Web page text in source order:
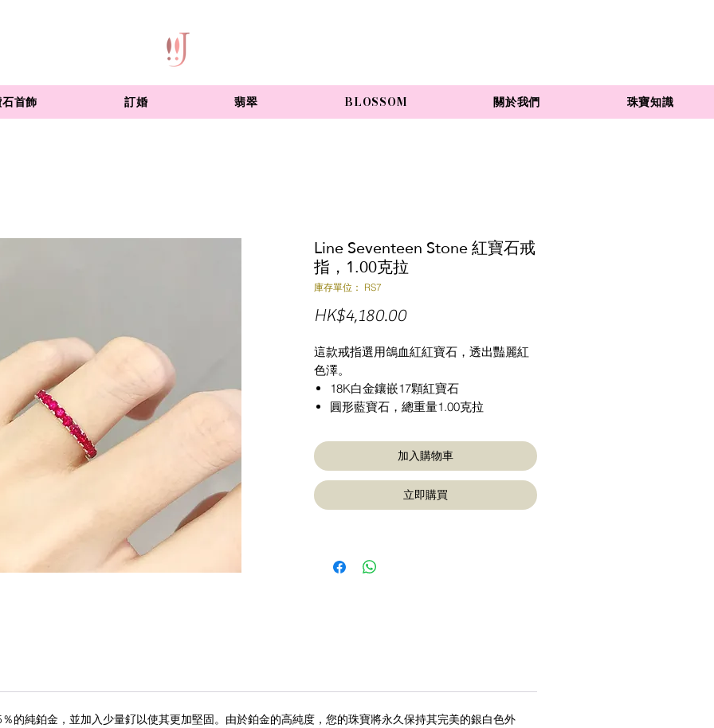
首飾 訂婚 翡翠 BLOSSOM 關於我們 珠寶知識
Line Seventeen Stone 紅寶石戒
指，1.00克拉
庫存單位： RS7
HK$4,180.00價
這款戒指選用鴿血紅紅寶石，透出豔麗紅
色澤。
18K白金鑲嵌17顆紅寶石
圓形藍寶石，總重量1.00克拉
加入購物車
立即購買
的純鉑金，並加入少量釕以使其更加堅固。由於鉑金的高純度，您的珠寶將永久保持其完美的銀白色外